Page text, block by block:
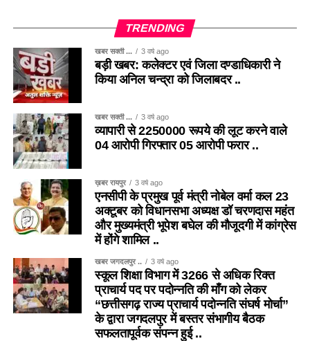
TRENDING
खबर सक्ती ... 3 वर्ष ago
बड़ी खबर: कलेक्टर एवं जिला दण्डाधिकारी ने
किया अनिल चन्द्रा को जिलाबदर ..
खबर सक्ती ... 3 वर्ष ago
व्यापारी से 2250000 रूपये की लूट करने वाले
04 आरोपी गिरफ्तार 05 आरोपी फरार ..
ख़बर रायपुर 3 वर्ष ago
एनसीपी के प्रमुख पूर्व मंत्री नोबेल वर्मा कल 23
अक्टूबर को विधानसभा अध्यक्ष डॉ चरणदास महंत
और मुख्यमंत्री भूपेश बघेल की मौजूदगी में कांग्रेस
में होंगे शामिल ..
खबर जगदलपुर .. 3 वर्ष ago
स्कूल शिक्षा विभाग में 3266 से अधिक रिक्त
प्राचार्य पद पर पदोन्नति की माँग को लेकर
“छत्तीसगढ़ राज्य प्राचार्य पदोन्नति संघर्ष मोर्चा”
के द्वारा जगदलपुर में बस्तर संभागीय बैठक
सफलतापूर्वक संपन्न हुई ..